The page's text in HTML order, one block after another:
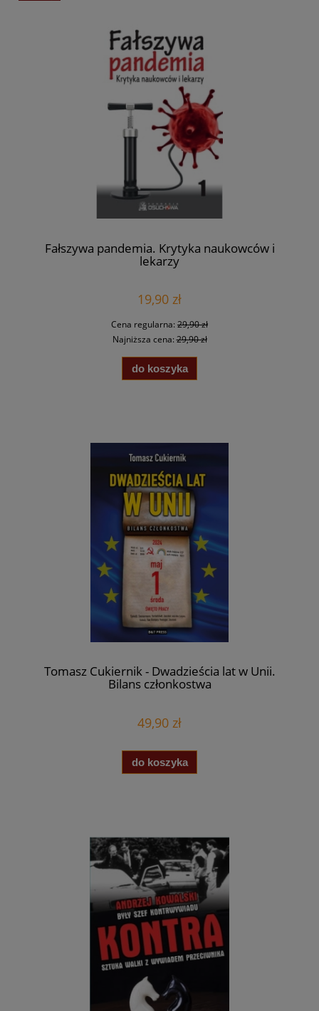
Fałszywa pandemia. Krytyka naukowców i
lekarzy
19,90 zł
Cena regularna: 29,90 zł
Najniższa cena:29,90 zł
do koszyka
Tomasz Cukiernik - Dwadzieścia lat w Unii.
Bilans członkostwa
49,90 zł
do koszyka